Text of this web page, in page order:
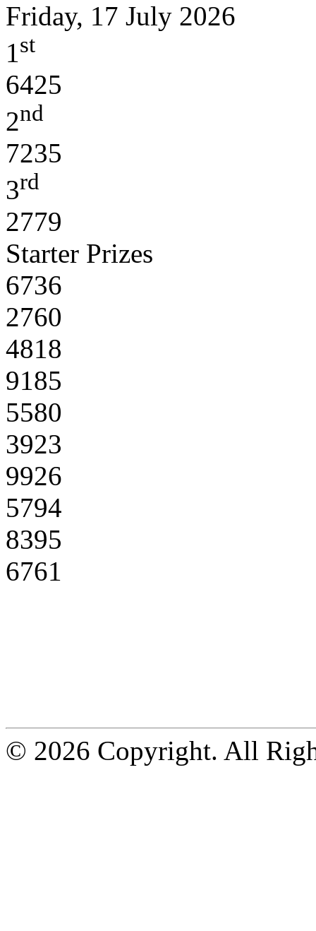
Friday, 17 July 2026
1st
6425
2nd
7235
3rd
2779
Starter Prizes
6736
2760
4818
9185
5580
3923
9926
5794
8395
6761
© 2026 Copyright. All